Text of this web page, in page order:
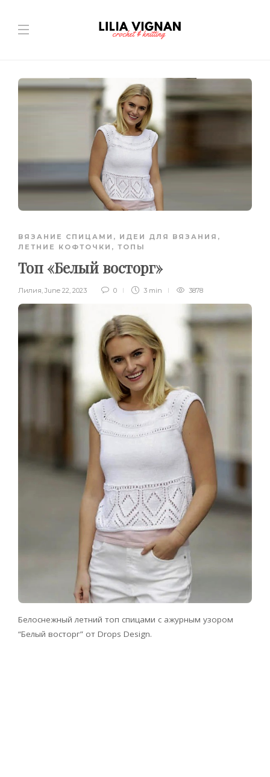
ВЯЗАНИЕ СПИЦАМИ , ИДЕИ ДЛЯ ВЯЗАНИЯ ,
ЛЕТНИЕ КОФТОЧКИ, ТОПЫ
Топ «Белый восторг»
Лилия, June 22, 2023 0 3 min 3878
Белоснежный летний топ спицами с ажурным узором
“Белый восторг” от Drops Design.